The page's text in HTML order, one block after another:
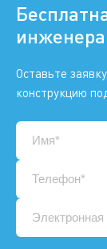
Оставьте
конструкцию